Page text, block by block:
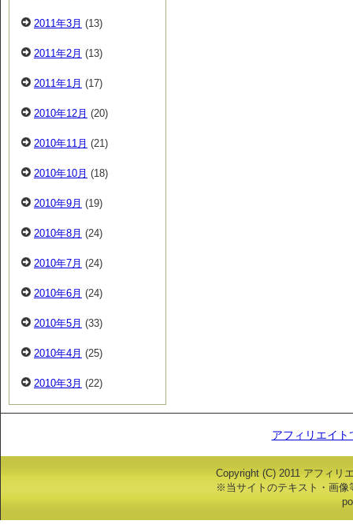
2011年3月 (13)
2011年2月 (13)
2011年1月 (17)
2010年12月 (20)
2010年11月 (21)
2010年10月 (18)
2010年9月 (19)
2010年8月 (24)
2010年7月 (24)
2010年6月 (24)
2010年5月 (33)
2010年4月 (25)
2010年3月 (22)
アフィリエイ
Copyright (C) 2011 アフィリ
※当サイトのテキスト・画像